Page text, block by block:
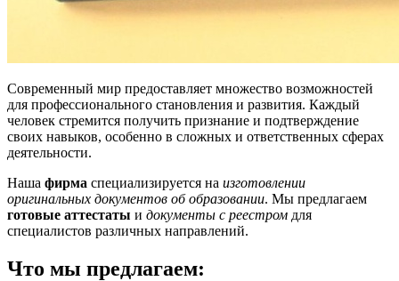
Современный мир предоставляет множество возможностей
для профессионального становления и развития. Каждый
человек стремится получить признание и подтверждение
своих навыков, особенно в сложных и ответственных сферах
деятельности.
Наша фирма специализируется на изготовлении
оригинальных документов об образовании. Мы предлагаем
готовые аттестаты и документы с реестром для
специалистов различных направлений.
Что мы предлагаем: